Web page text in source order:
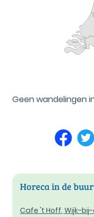
Geen wandelingen
Horeca in de
Cafe 't Hoff, Wijk-